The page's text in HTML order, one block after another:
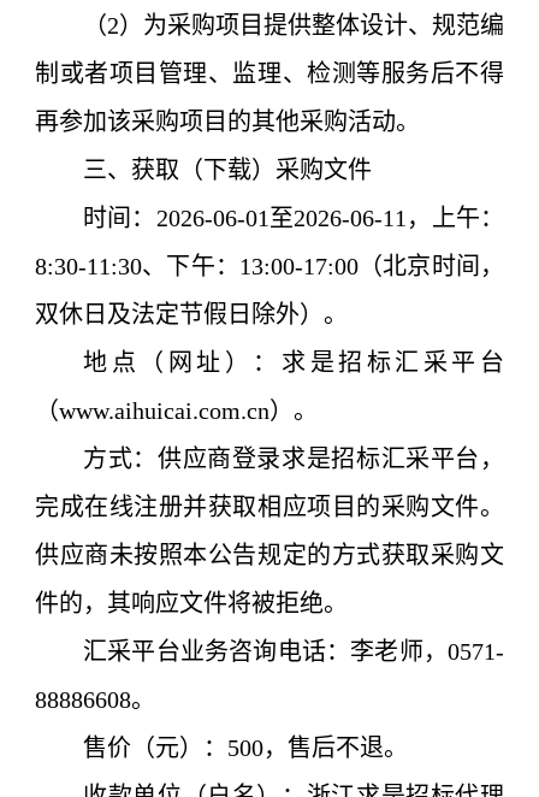
（2）为采购项目提供整体设计、规范编
制或者项目管理、监理、检测等服务后不得
再参加该采购项目的其他采购活动。
三、获取（下载）采购文件
时间： 2026-06-01 至2026-06-11 ，
上午：
8:30-11:30、下午：13:00-17:00（北京时间，
双休日及法定节假日除外）。
地点（网址）：求是招标汇采平台
（www.aihuicai.com.cn）。
方式：供应商登录求是招标汇采平台，
完成在线注册并获取相应项目的采购文件。
供应商未按照本公告规定的方式获取采购文
件的，其响应文件将被拒绝。
汇采平台业务咨询电话：李老师，0571-
88886608。
售价（元）： 500，售后不退。